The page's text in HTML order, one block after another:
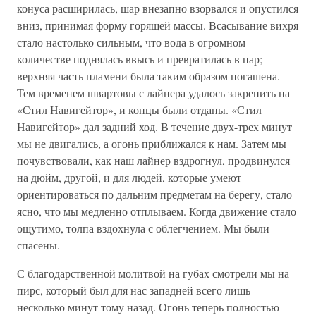
конуса расширилась, шар внезапно взорвался и опустился
вниз, принимая форму горящей массы. Всасывание вихря
стало настолько сильным, что вода в огромном
количестве поднялась ввысь и превратилась в пар;
верхняя часть пламени была таким образом погашена.
Тем временем швартовы с лайнера удалось закрепить на
«Стил Навигейтор», и концы были отданы. «Стил
Навигейтор» дал задний ход. В течение двух-трех минут
мы не двигались, а огонь приближался к нам. Затем мы
почувствовали, как наш лайнер вздрогнул, продвинулся
на дюйм, другой, и для людей, которые умеют
ориентироваться по дальним предметам на берегу, стало
ясно, что мы медленно отплываем. Когда движение стало
ощутимо, толпа вздохнула с облегчением. Мы были
спасены.
С благодарственной молитвой на губах смотрели мы на
пирс, который был для нас западней всего лишь
несколько минут тому назад. Огонь теперь полностью